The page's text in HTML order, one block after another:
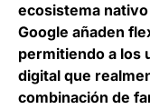
ecosistema nativo
Google añaden
permitiendo a los
digital que
combinación de